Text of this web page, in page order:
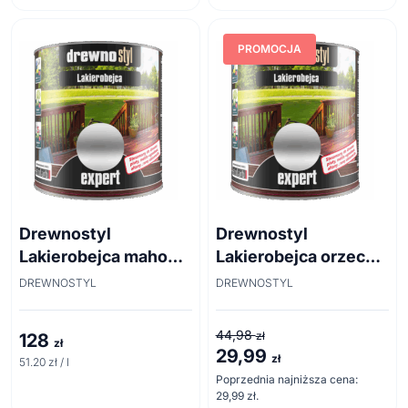
Drewnostyl
Lakierobejca mahoń
2,5 l
DREWNOSTYL
128 zł
51.20 zł / l
PROMOCJA
Drewnostyl
Lakierobejca orzech
0,75l
DREWNOSTYL
44,98zł
Pierwotna
cena
wynosiła:
29,99 zł
Aktualna
cena
wynosi:
Poprzednia najniższa cena:
29,99 zł.